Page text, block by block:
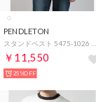
PENDLETON
￥11,550
25%OFF